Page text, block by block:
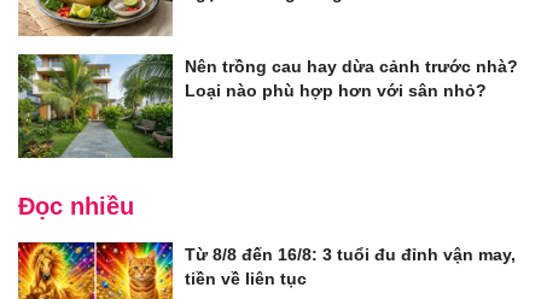
Nên trồng cau hay dừa cảnh trước nhà?
Loại nào phù hợp hơn với sân nhỏ?
Đọc nhiều
Từ 8/8 đến 16/8: 3 tuổi đu đỉnh vận may,
tiền về liên tục